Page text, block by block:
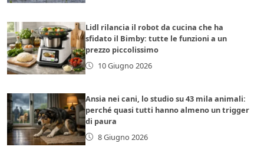
Lidl rilancia il robot da cucina che ha
sfidato il Bimby: tutte le funzioni a un
prezzo piccolissimo
10 Giugno 2026
Ansia nei cani, lo studio su 43 mila animali:
perché quasi tutti hanno almeno un trigger
di paura
8 Giugno 2026